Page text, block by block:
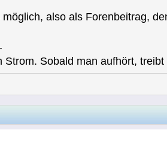
also als Forenbeitrag,
Sobald man aufhört, treibt